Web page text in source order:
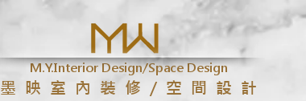
M.Y.Interior Design/Space Design
墨 映 室 內 裝 修 / 空 間 設 計